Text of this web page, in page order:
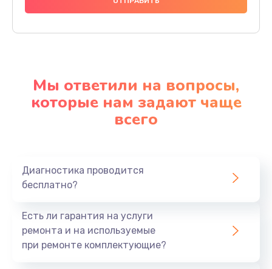
Мы ответили на вопросы,
которые нам задают чаще
всего
Диагностика проводится
бесплатно?
Есть ли гарантия на услуги
ремонта и на используемые
при ремонте комплектующие?